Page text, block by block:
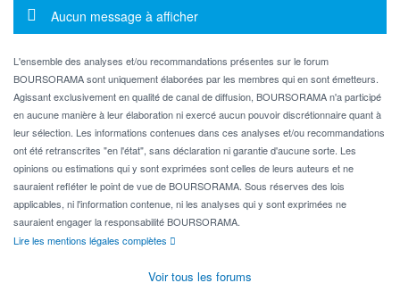
Message d'information
Aucun message à afficher
L'ensemble des analyses et/ou recommandations présentes sur le forum
BOURSORAMA sont uniquement élaborées par les membres qui en sont émetteurs.
Agissant exclusivement en qualité de canal de diffusion, BOURSORAMA n'a participé
en aucune manière à leur élaboration ni exercé aucun pouvoir discrétionnaire quant à
leur sélection. Les informations contenues dans ces analyses et/ou recommandations
ont été retranscrites "en l'état", sans déclaration ni garantie d'aucune sorte. Les
opinions ou estimations qui y sont exprimées sont celles de leurs auteurs et ne
sauraient refléter le point de vue de BOURSORAMA. Sous réserves des lois
applicables, ni l'information contenue, ni les analyses qui y sont exprimées ne
sauraient engager la responsabilité BOURSORAMA.
Lire les mentions légales complètes
Voir tous les forums